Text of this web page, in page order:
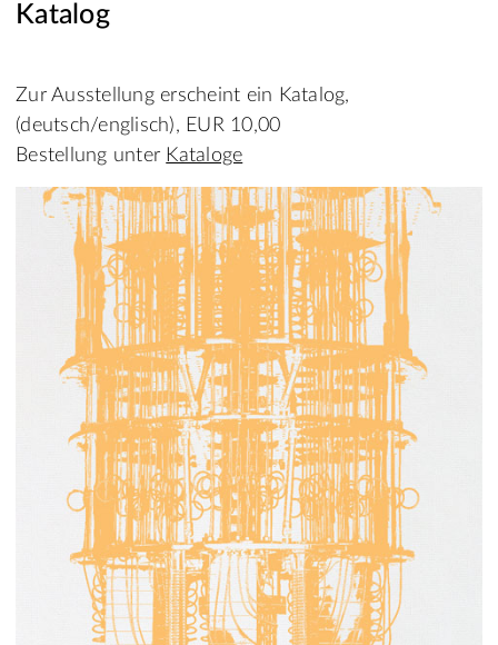
Katalog
Zur Ausstellung erscheint ein Katalog,
(deutsch/englisch), EUR 10,00
Bestellung unter Kataloge